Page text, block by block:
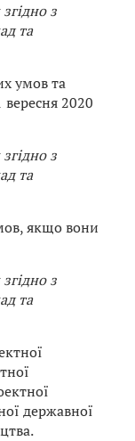
з
та
умов та
2020
з
та
якщо вони
з
та
державної